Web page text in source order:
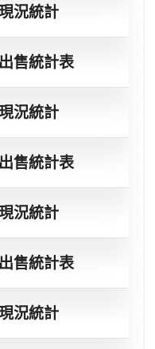
況統計
售統計表
況統計
售統計表
況統計
售統計表
況統計